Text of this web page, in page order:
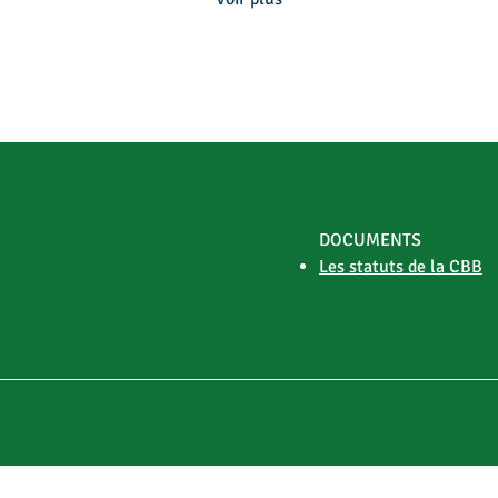
institutions européennes,
DOCUMENTS
Les statuts de la CBB